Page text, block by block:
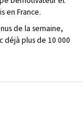
en France.
de la semaine,
déjà plus de 10 000